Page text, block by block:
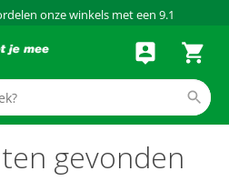
onze winkels met een 9.1
dé elektronicaspecialist
betalen via Klarna
gevonden